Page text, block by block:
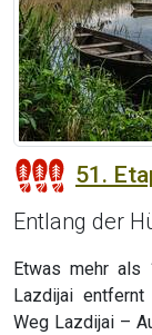
51.
Entlang der
Etwas mehr als
Lazdijai
Weg Lazdijai –